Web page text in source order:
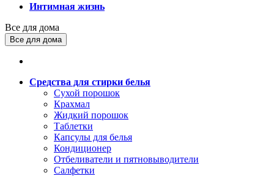
Интимная жизнь
Все для дома
Все для дома
Средства для стирки белья
Сухой порошок
Крахмал
Жидкий порошок
Таблетки
Капсулы для белья
Кондиционер
Отбеливатели и пятновыводители
Салфетки